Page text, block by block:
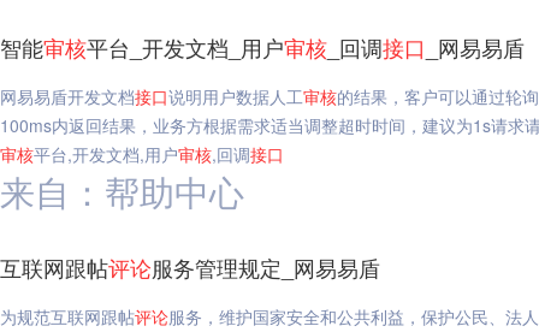
智能审核平台_开发文档_用户审核 _回调接口 _网易易盾
网易易盾开发文档接口说明用户数据人工审核的结果，客户可以通过轮
100ms内返回结果，业务方根据需求适当调整超时时间，建议为1s请
审核平台,开发文档,用户审核,回调接口
来自：帮助中心
互联网跟帖评论服务管理规定_网易易盾
为规范互联网跟帖评论服务，维护国家安全和公共利益，保护公民、法